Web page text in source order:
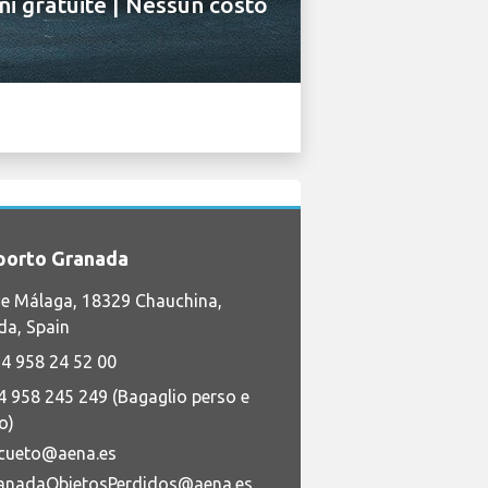
Granada
Málaga, 18329 Chauchina,
Spain
958 24 52 00
958 245 249 (Bagaglio perso e